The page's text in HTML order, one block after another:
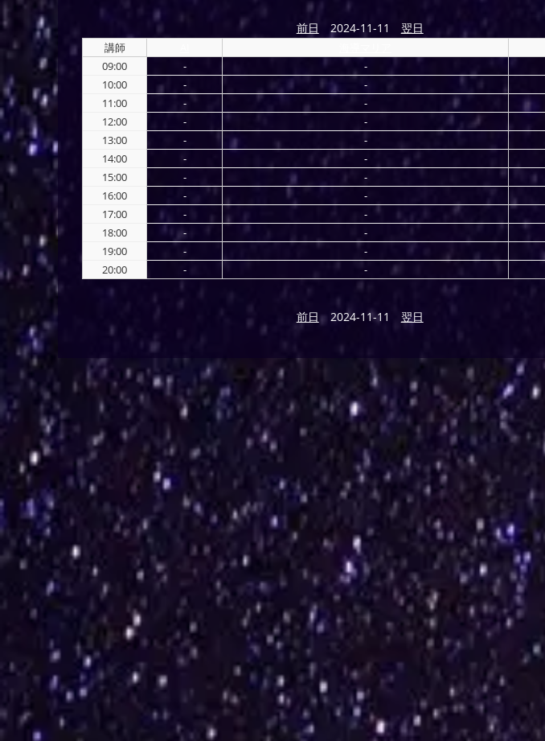
前日 2024-11-11 翌日
講師
09:00
- -
10:00
- -
11:00
- -
12:00
- -
13:00
- -
14:00
- -
15:00
- -
16:00
- -
17:00
- -
18:00
- -
19:00
- -
20:00
- -
前日 2024-11-11 翌日